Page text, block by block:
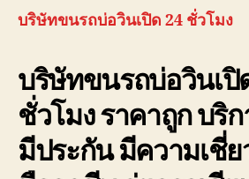
บริษัทขนรถบ่อวินเปิด 24 ชั่วโมง
บริษัทขนรถบ่อวินเปิ
ชั่วโมง ราคาถูก บริก
มีประกัน มีความเชี่